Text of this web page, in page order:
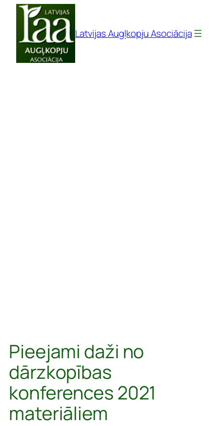
Pāriet
saturu
Latvijas Augļkopju Asociācija
Pieejami daži no
dārzkopības
konferences 2021
materiāliem